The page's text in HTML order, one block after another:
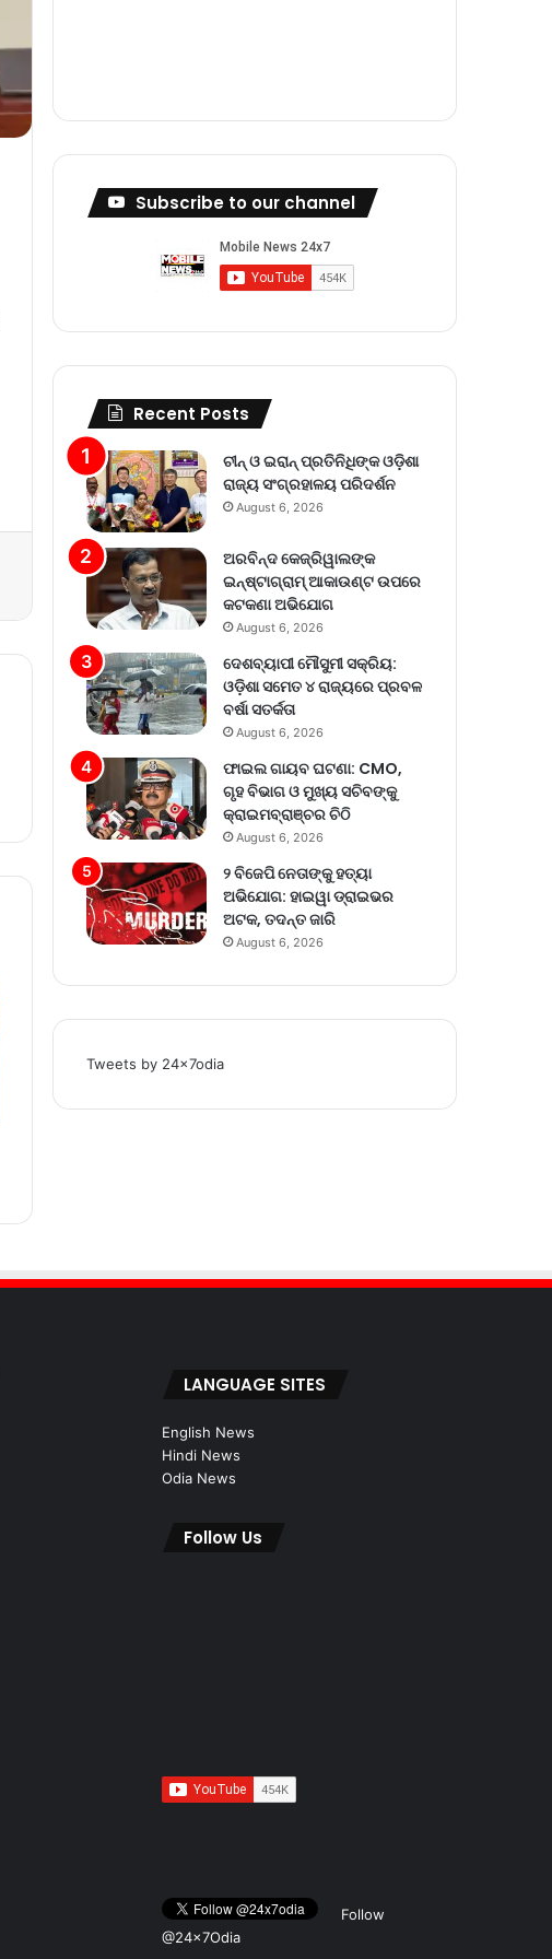
Subscribe to our channel
Recent Posts
ଚୀନ୍ ଓ ଇରାନ୍ ପ୍ରତିନିଧିଙ୍କ ଓଡ଼ିଶା
ରାଜ୍ୟ ସଂଗ୍ରହାଳୟ ପରିଦର୍ଶନ
August 6, 2026
ଅରବିନ୍ଦ କେଜ୍ରିୱାଲଙ୍କ
ଇନ୍‌ଷ୍ଟାଗ୍ରାମ୍ ଆକାଉଣ୍ଟ ଉପରେ
କଟକଣା ଅଭିଯୋଗ
August 6, 2026
ଦେଶବ୍ୟାପୀ ମୌସୁମୀ ସକ୍ରିୟ:
ଓଡ଼ିଶା ସମେତ ୪ ରାଜ୍ୟରେ ପ୍ରବଳ
ବର୍ଷା ସତର୍କତା
August 6, 2026
ଫାଇଲ ଗାୟବ ଘଟଣା: CMO,
ଗୃହ ବିଭାଗ ଓ ମୁଖ୍ୟ ସଚିବଙ୍କୁ
କ୍ରାଇମବ୍ରାଞ୍ଚର ଚିଠି
August 6, 2026
୨ ବିଜେପି ନେତାଙ୍କୁ ହତ୍ୟା
ଅଭିଯୋଗ: ହାଇୱା ଡ୍ରାଇଭର
ଅଟକ, ତଦନ୍ତ ଜାରି
August 6, 2026
Tweets by 24x7odia
LANGUAGE SITES
English News
Hindi News
Odia News
Follow Us
Follow
@24x7Odia